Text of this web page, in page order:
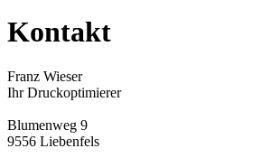
Kontakt
Franz Wieser
Ihr Druckoptimierer
Blumenweg 9
9556 Liebenfels